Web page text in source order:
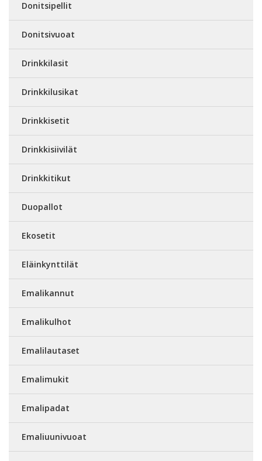
Donitsipellit
Donitsivuoat
Drinkkilasit
Drinkkilusikat
Drinkkisetit
Drinkkisiivilät
Drinkkitikut
Duopallot
Ekosetit
Eläinkynttilät
Emalikannut
Emalikulhot
Emalilautaset
Emalimukit
Emalipadat
Emaliuunivuoat